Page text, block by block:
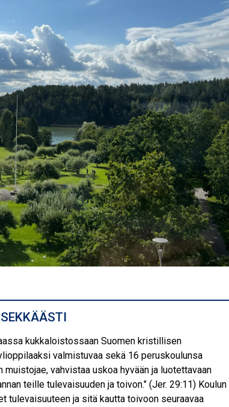
kukkaloistossaan Suomen kristillisen
valmistuvaa sekä 16 peruskoulunsa
vahvistaa uskoa hyvään ja luotettavaan
teille tulevaisuuden ja toivon." (Jer. 29:11) Koulun
tulevaisuuteen ja sitä kautta toivoon seuraavaa